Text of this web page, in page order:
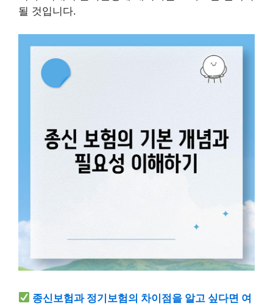
될 것입니다.
종신보험과 정기보험의 차이점을 알고 싶다면 여